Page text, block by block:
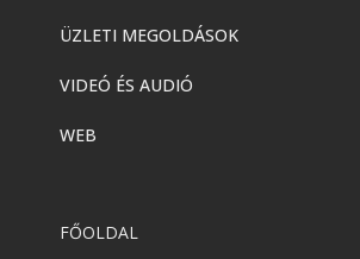
ÜZLETI MEGOLDÁSOK
VIDEÓ ÉS AUDIÓ
WEB
FŐOLDAL